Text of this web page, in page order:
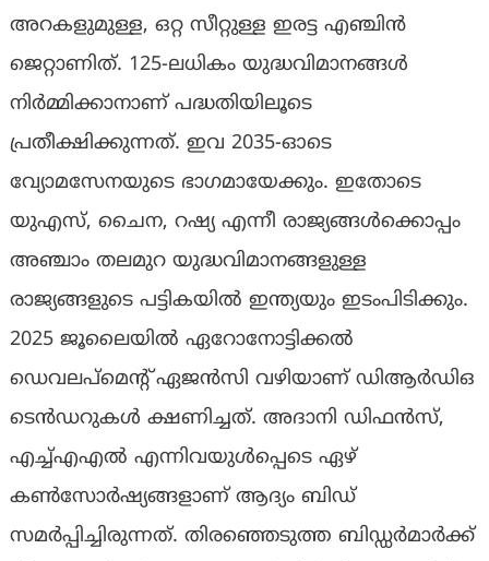
അറകളുമുള്ള, ഒറ്റ സീറ്റുള്ള ഇരട്ട എഞ്ചിൻ
ജെറ്റാണിത്. 125-ലധികം യുദ്ധവിമാനങ്ങൾ
നിർമ്മിക്കാനാണ് പദ്ധതിയിലൂടെ
പ്രതീക്ഷിക്കുന്നത്. ഇവ 2035-ഓടെ
വ്യോമസേനയുടെ ഭാഗമായേക്കും. ഇതോടെ
യുഎസ്, ചൈന, റഷ്യ എന്നീ രാജ്യങ്ങൾക്കൊപ്പം
അഞ്ചാം തലമുറ യുദ്ധവിമാനങ്ങളുള്ള
രാജ്യങ്ങളുടെ പട്ടികയിൽ ഇന്ത്യയും ഇടംപിടിക്കും.
2025 ജൂലൈയിൽ ഏറോനോട്ടിക്കൽ
ഡെവലപ്‌മെന്റ് ഏജൻസി വഴിയാണ് ഡിആർഡിഒ
ടെൻഡറുകൾ ക്ഷണിച്ചത്. അദാനി ഡിഫൻസ്,
എച്ച്എഎൽ എന്നിവയുൾപ്പെടെ ഏഴ്
കൺസോർഷ്യങ്ങളാണ് ആദ്യം ബിഡ്
സമർപ്പിച്ചിരുന്നത്. തിരഞ്ഞെടുത്ത ബിഡ്ഡർമാർക്ക്